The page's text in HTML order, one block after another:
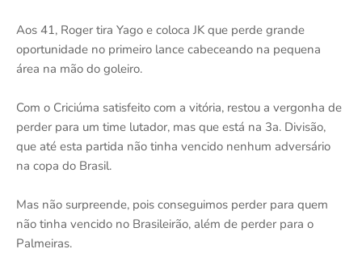
Aos 41, Roger tira Yago e coloca JK que perde grande
oportunidade no primeiro lance cabeceando na pequena
área na mão do goleiro.
Com o Criciúma satisfeito com a vitória, restou a vergonha de
perder para um time lutador, mas que está na 3a. Divisão,
que até esta partida não tinha vencido nenhum adversário
na copa do Brasil.
Mas não surpreende, pois conseguimos perder para quem
não tinha vencido no Brasileirão, além de perder para o
Palmeiras.